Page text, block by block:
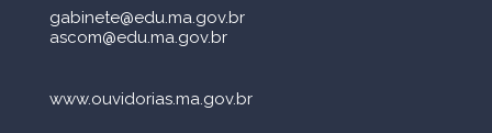
gabinete@edu.ma.gov.br
ascom@edu.ma.gov.br
www.ouvidorias.ma.gov.br